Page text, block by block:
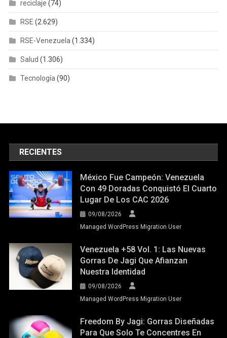
reciclaje (74)
RSE (2.629)
RSE-Venezuela (1.334)
Salud (1.306)
Tecnología (90)
RECIENTES
México Fue Campeón: Venezuela
Con 49 Doradas Conquistó El Cuarto
Lugar De Los CAC 2026
09/08/2026
Managed WordPress Migration User
Venezuela +58 Vol. 1: Las Nuevas
Gorras De Jagi Que Afianzan
Nuestra Identidad
09/08/2026
Managed WordPress Migration User
Freedom By Jagi: Gorras Diseñadas
Para Que Solo Te Concentres En